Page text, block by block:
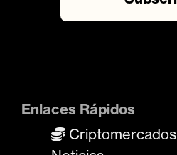
Enlaces Rápidos
Criptomercados